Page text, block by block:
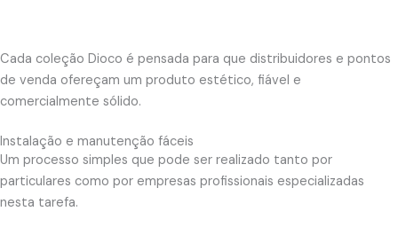
Cada coleção Dioco é pensada para que distribuidores e pontos
de venda ofereçam um produto estético, fiável e
comercialmente sólido.
Instalação e manutenção fáceis
Um processo simples que pode ser realizado tanto por
particulares como por empresas profissionais especializadas
nesta tarefa.